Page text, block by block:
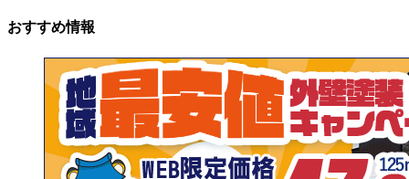
おすすめ情報